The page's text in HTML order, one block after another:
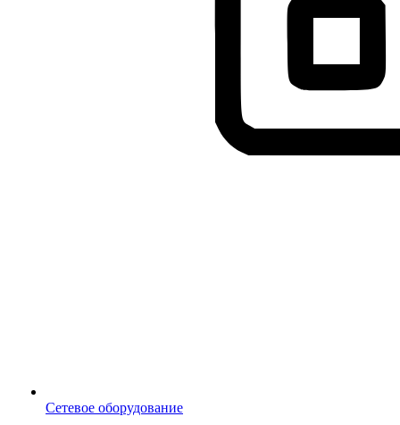
Сетевое оборудование